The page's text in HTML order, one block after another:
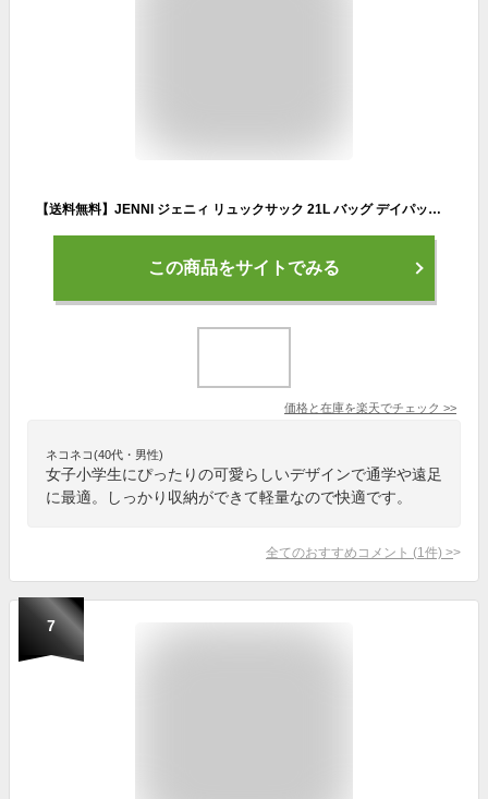
【送料無料】JENNI ジェニィ リュックサック 21L バッグ デイパック Dバッグ キッズ ジュニア 女子 女の子 小学生 おしゃれ リュック 女の子 リュックサック 高学年 かわいい リュック 通学 女子 リュック 小学生 女の子 ジュニア 遠足 修学旅行 バックパック スポーツ
この商品をサイトでみる
価格と在庫を楽天でチェック >>
ネコネコ(40代・男性)
女子小学生にぴったりの可愛らしいデザインで通学や遠足
に最適。しっかり収納ができて軽量なので快適です。
全てのおすすめコメント (1 件) >
7